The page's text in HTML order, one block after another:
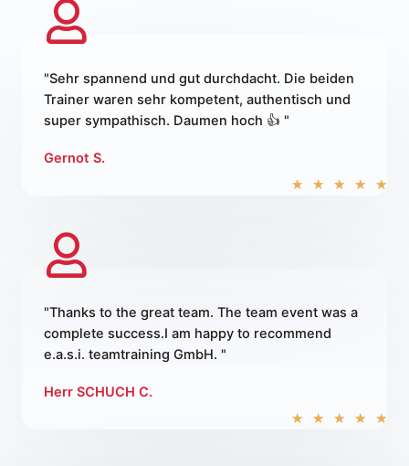
"Sehr spannend und gut durchdacht. Die beiden
Trainer waren sehr kompetent, authentisch und
super sympathisch. Daumen hoch 👍 "
★ ★ ★ ★ ★
Gernot S.
"Thanks to the great team. The team event was a
complete success.I am happy to recommend
e.a.s.i. teamtraining GmbH. "
★ ★ ★ ★ ★
Herr SCHUCH C.